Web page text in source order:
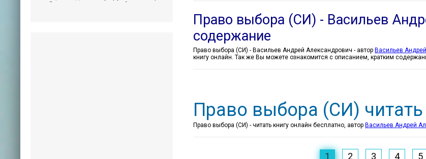
Право выбора (СИ) - Васильев
содержание
Право выбора (СИ) - Васильев Андрей Александрович - автор Васильев
книгу онлайн. Так же Вы можете ознакомится с описанием, кратким
Право выбора (СИ)
Право выбора (СИ) - читать книгу онлайн бесплатно, автор Васильев Андрей
1 2 3 4 5
Элджернона
Адам